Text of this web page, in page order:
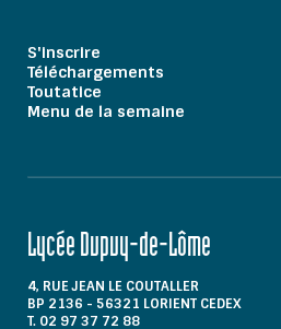
S'inscrire
Téléchargements
Toutatice
Menu de la semaine
Lycée Dupuy-de-Lôme
4, RUE JEAN LE COUTALLER
BP 2136 - 56321 LORIENT CEDEX
T. 02 97 37 72 88